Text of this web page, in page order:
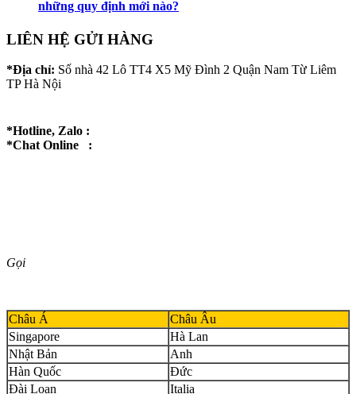
những quy định mới nào?
LIÊN HỆ GỬI HÀNG
*Địa chỉ: Số nhà 42 Lô TT4 X5 Mỹ Đình 2 Quận Nam Từ Liêm
TP Hà Nội
*Hotline, Zalo :
*Chat Online :
Gọi
Châu Á
Châu Âu
Singapore
Hà Lan
Nhật Bản
Anh
Hàn Quốc
Đức
Đài Loan
Italia